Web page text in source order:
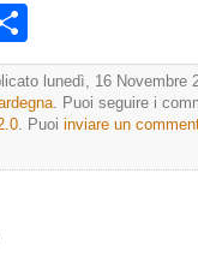
lunedì, 16 Novembre
. Puoi seguire i
. Puoi inviare un